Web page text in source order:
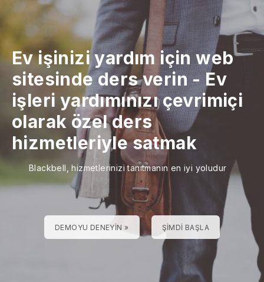
Ev işinizi yardım için web
sitesinde ders verin-Ev
işleri yardımınızı çevrimiçi
olarak özel ders
hizmetleriyle satmak
Blackbell, hizmetlerinizi tanıtmanın en iyi yoludur
DEMOYU DENEYIN » ŞIMDI BAŞLA